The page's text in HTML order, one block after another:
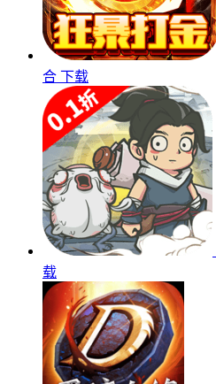
合 下载
载